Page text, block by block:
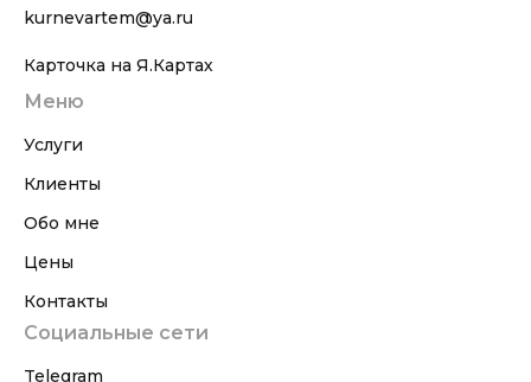
kurnevartem@ya.ru
Карточка на Я.Картах
Меню
Услуги
Клиенты
Обо мне
Цены
Контакты
Социальные сети
Telegram